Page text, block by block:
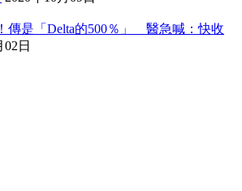
傳是「Delta的500％」 醫急喊：快收
02日